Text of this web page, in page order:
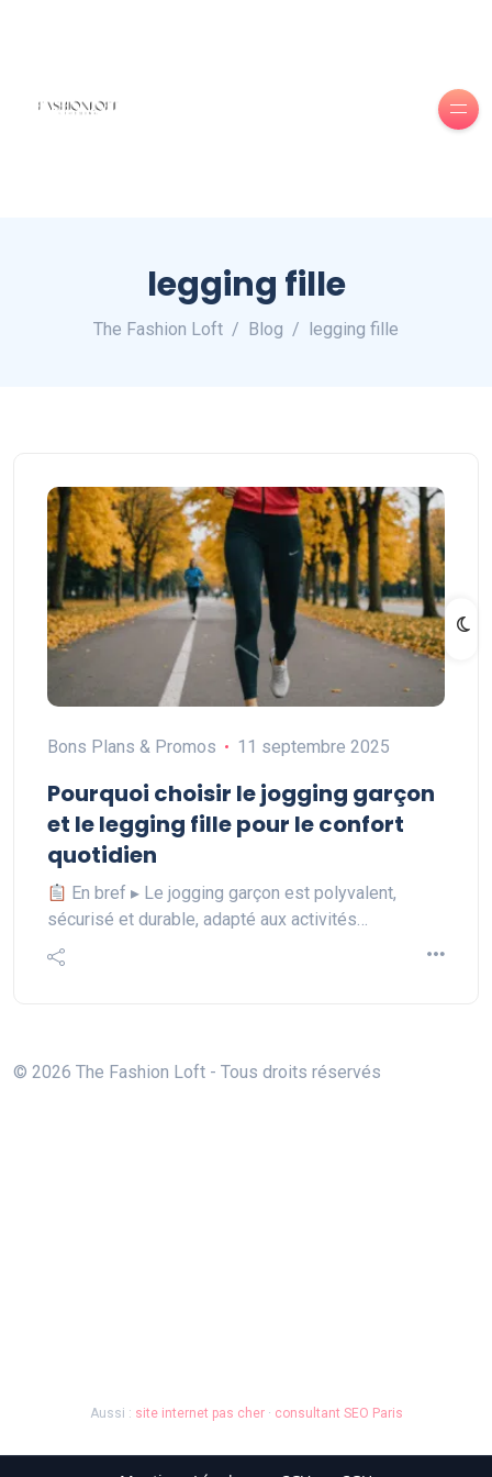
legging fille
The Fashion Loft Blog legging fille
Bons Plans & Promos 11 septembre 2025
Pourquoi choisir le jogging garçon
et le legging fille pour le confort
quotidien
En bref ▸ Le jogging garçon est polyvalent,
sécurisé et durable, adapté aux activités…
© 2026 The Fashion Loft - Tous droits réservés
Aussi : site internet pas cher· consultant SEO Paris